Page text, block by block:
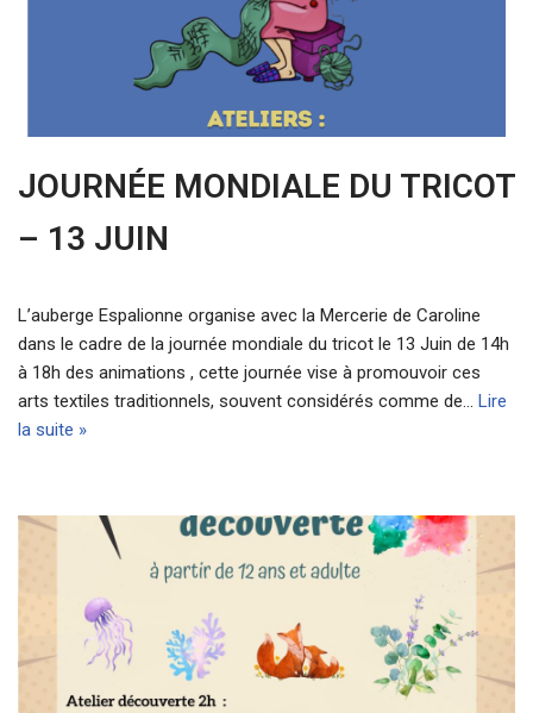
JOURNÉE MONDIALE DU TRICOT
– 13 JUIN
L’auberge Espalionne organise avec la Mercerie de Caroline
dans le cadre de la journée mondiale du tricot le 13 Juin de 14h
à 18h des animations , cette journée vise à promouvoir ces
arts textiles traditionnels, souvent considérés comme de… Lire
la suite »